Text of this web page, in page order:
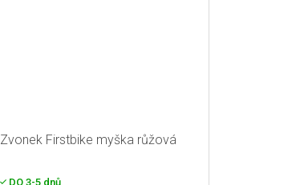
Zvonek Firstbike myška růžová
DO 3-5 dnů